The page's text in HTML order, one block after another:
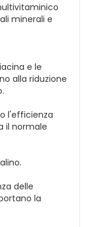
minerali e
e le
alla riduzione
l'efficienza
il normale
delle
la